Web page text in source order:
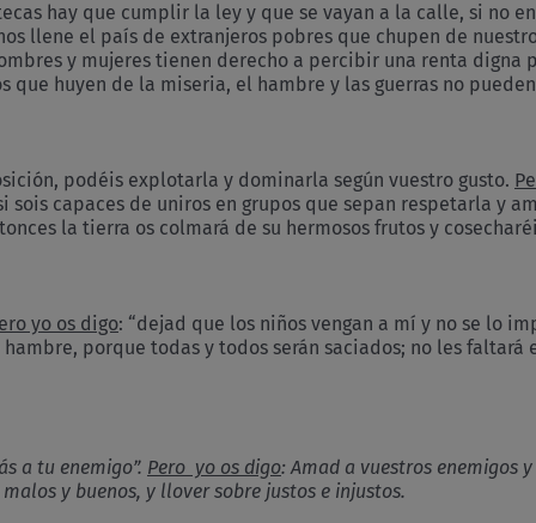
hay que cumplir la ley y que se vayan a la calle, si no
llene el país de extranjeros pobres que chupen de
y mujeres tienen derecho a percibir una renta digna
que huyen de la miseria, el hambre y las guerras no
podéis explotarla y dominarla según vuestro gusto.
sois capaces de uniros en grupos que sepan respetarla y
la tierra os colmará de su hermosos frutos y
yo os digo: “dejad que los niños vengan a mí y no se lo
porque todas y todos serán saciados; no les
a tu enemigo”. Pero yo os digo: Amad a vuestros enemigos
y buenos, y llover sobre justos e injustos.